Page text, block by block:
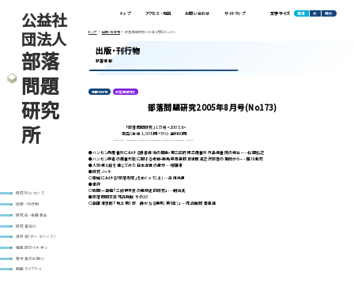
公益社
団法人
部落
問題
研究
所
研究所について
出版・刊行物
研究会・全国集会
研究者紹介
資料室(データベース)
編集部のイチオシ
寄付金のお願い
動画ライブラリ
トップ アクセス・地図 お問い合わせ サイトマップ 文字サイズ 標準 大 特大
トップ 出版・刊行物 部落問題研究2005年8月号(No173)
出版・刊行物
新着情報
定期刊行物 部落問題研究
部落問題研究2005年8月号(No173)
「部落問題研究」173号<2005.8>
定価（本体 1,058 円+5%）送料60円
————————————————————
●ハンセン病療養所における患者自治の模索ｰ第三区府県立療養所外島保養院の場合ｰ･･･松岡弘之
●ハンセン病者の療養形態に関する考察ｰ群馬県吾妻郡草津町湯之沢部落の事例からｰ･･･廣川和花
●人別帳と掟を通じてみた日本近世の身分･･･塚田孝
●研究ノート
○愛媛における｢部落寺院｣をめぐって(上)･･･高市光男
●書評
○岩間一雄編『三好伊平次の思想史的研究』･･･朝冶武
●部落問題文芸作品発掘 その10
○島田清次郎『地上 第3部 静かなる暴風(第8章)』･･･作品解題 秦重雄